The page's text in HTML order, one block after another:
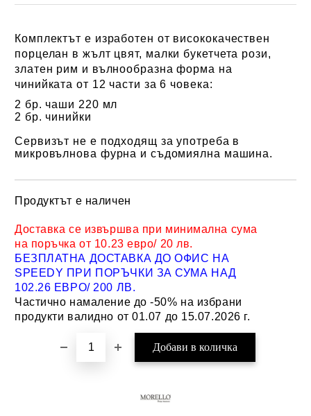
Комплектът е изработен от висококачествен
порцелан в жълт цвят, малки букетчета рози,
златен рим и вълнообразна форма на
чинийката от 12 части за 6 човека:
2 бр. чаши 220 мл
2 бр. чинийки
Сервизът не е подходящ за употреба в
микровълнова фурна и съдомиялна машина.
Продуктът е наличен
Доставка се извършва при минимална сума
на поръчка от 10.23 евро/ 20 лв.
БЕЗПЛАТНА ДОСТАВКА ДО ОФИС НА
SPEEDY ПРИ ПОРЪЧКИ ЗА СУМА НАД
102.26 ЕВРО/ 200 ЛВ.
Частично намаление до -50% на избрани
продукти валидно от 01.07 до 15.07.2026 г.